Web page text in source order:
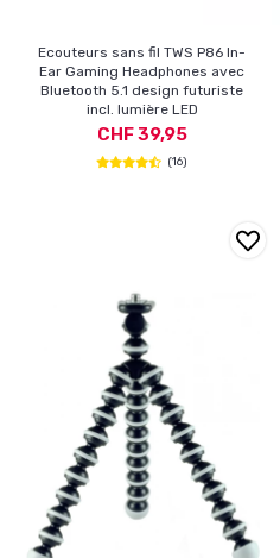
Ecouteurs sans fil TWS P86 In-
Ear Gaming Headphones avec
Bluetooth 5.1 design futuriste
incl. lumière LED
CHF 39,95
(16)